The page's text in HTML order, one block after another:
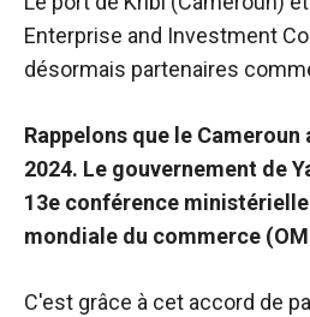
Enterprise and Investment
désormais partenaires
Rappelons que le
2024. Le gouvernement de
13e conférence
mondiale du commerce
C'est grâce à cet accord de
Expérience
Afin que notre
site web
mieux pendant
votre visite. Si
vous refusez
ces cookies,
certaines
du site web.